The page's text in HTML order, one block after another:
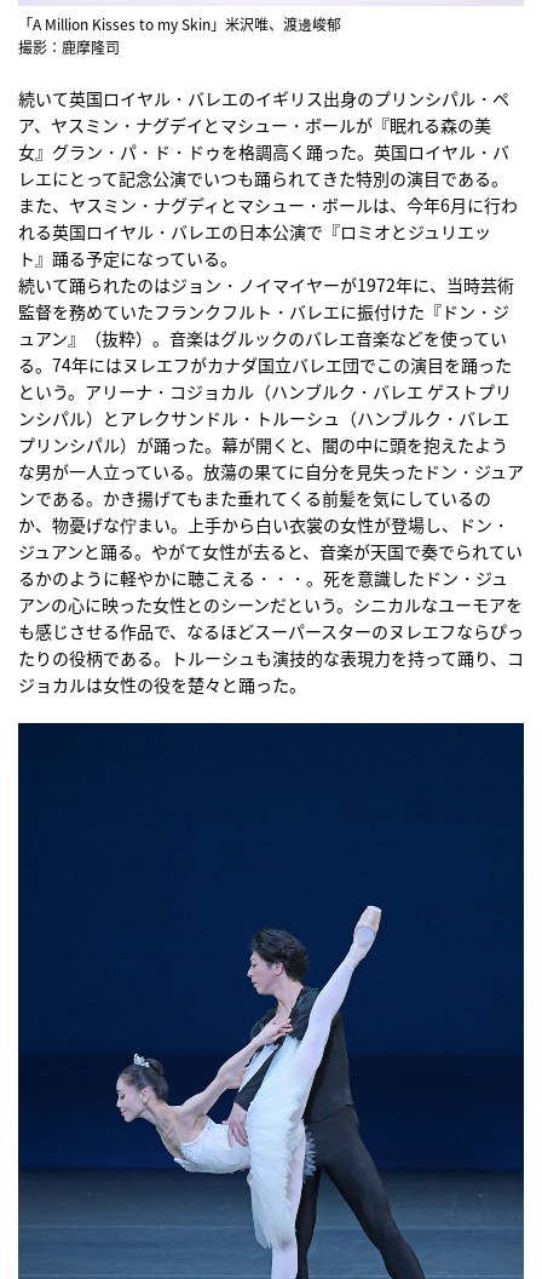
「A Million Kisses to my Skin」米沢唯、渡邊峻郁
撮影：鹿摩隆司
続いて英国ロイヤル・バレエのイギリス出身のプリンシパル・ペ
ア、ヤスミン・ナグデイとマシュー・ボールが『眠れる森の美
女』グラン・パ・ド・ドゥを格調高く踊った。英国ロイヤル・バ
レエにとって記念公演でいつも踊られてきた特別の演目である。
また、ヤスミン・ナグディとマシュー・ボールは、今年6月に行わ
れる英国ロイヤル・バレエの日本公演で『ロミオとジュリエッ
ト』踊る予定になっている。
続いて踊られたのはジョン・ノイマイヤーが1972年に、当時芸術
監督を務めていたフランクフルト・バレエに振付けた『ドン・ジ
ュアン』（抜粋）。音楽はグルックのバレエ音楽などを使ってい
る。74年にはヌレエフがカナダ国立バレエ団でこの演目を踊った
という。アリーナ・コジョカル（ハンブルク・バレエ ゲストプリ
ンシパル）とアレクサンドル・トルーシュ（ハンブルク・バレエ
プリンシパル）が踊った。幕が開くと、闇の中に頭を抱えたよう
な男が一人立っている。放蕩の果てに自分を見失ったドン・ジュア
ンである。かき揚げてもまた垂れてくる前髪を気にしているの
か、物憂げな佇まい。上手から白い衣裳の女性が登場し、ドン・
ジュアンと踊る。やがて女性が去ると、音楽が天国で奏でられてい
るかのように軽やかに聴こえる・・・。死を意識したドン・ジュ
アンの心に映った女性とのシーンだという。シニカルなユーモアを
も感じさせる作品で、なるほどスーパースターのヌレエフならぴっ
たりの役柄である。トルーシュも演技的な表現力を持って踊り、コ
ジョカルは女性の役を楚々と踊った。